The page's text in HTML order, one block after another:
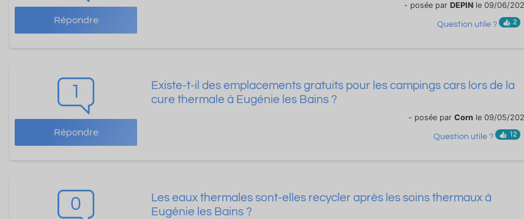
Répondre
- posée par DEPIN le 09/06/
Question utile ? 2
1
Répondre
Existe-t-il des emplacements gratuits pour les campings cars lors de la
cure thermale à Eugénie les Bains ?
- posée par Corn le 09/05/
Question utile ? 12
0
Les eaux thermales sont-elles recycler après les soins thermaux à
Eugénie les Bains ?